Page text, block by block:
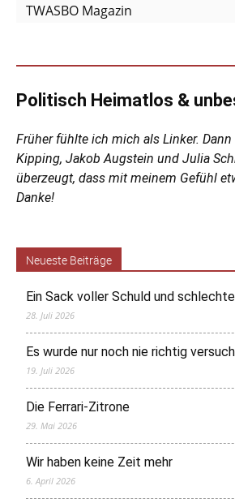
TWASBO Magazin
Politisch Heimatlos &
Früher fühlte ich mich als Linker.
Kipping, Jakob Augstein und Julia
überzeugt, dass mit meinem Gefühl
Danke!
Neueste Beiträge
Ein Sack voller Schuld und
28. Juli 2026
Es wurde nur noch nie richtig
19. Juli 2026
Die Ferrari-Zitrone
29. Mai 2026
Wir haben keine Zeit mehr
6. April 2026